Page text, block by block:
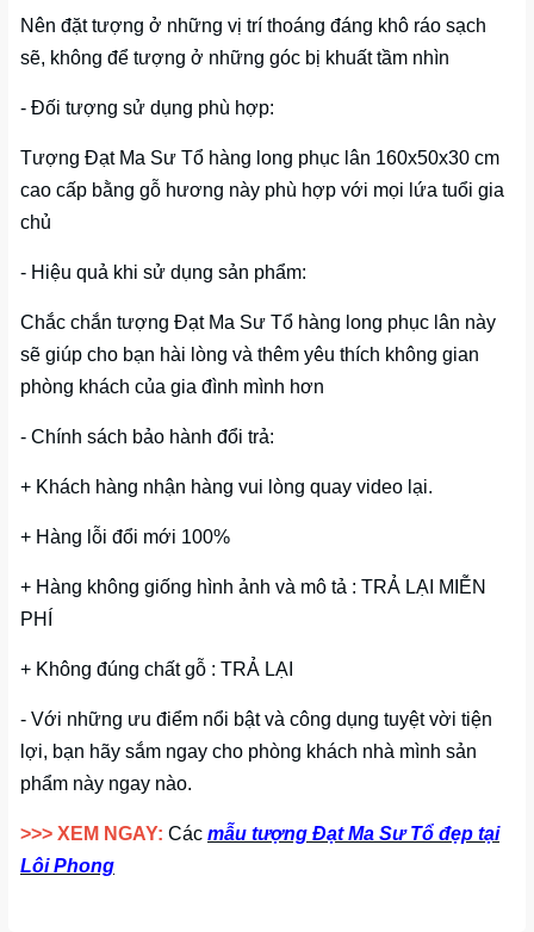
Nên đặt tượng ở những vị trí thoáng đáng khô ráo sạch
sẽ, không để tượng ở những góc bị khuất tầm nhìn
- Đối tượng sử dụng phù hợp:
Tượng Đạt Ma Sư Tổ hàng long phục lân 160x50x30 cm
cao cấp bằng gỗ hương này phù hợp với mọi lứa tuổi gia
chủ
- Hiệu quả khi sử dụng sản phẩm:
Chắc chắn tượng Đạt Ma Sư Tổ hàng long phục lân này
sẽ giúp cho bạn hài lòng và thêm yêu thích không gian
phòng khách của gia đình mình hơn
- Chính sách bảo hành đổi trả:
+ Khách hàng nhận hàng vui lòng quay video lại.
+ Hàng lỗi đổi mới 100%
+ Hàng không giống hình ảnh và mô tả : TRẢ LẠI MIỄN
PHÍ
+ Không đúng chất gỗ : TRẢ LẠI
- Với những ưu điểm nổi bật và công dụng tuyệt vời tiện
lợi, bạn hãy sắm ngay cho phòng khách nhà mình sản
phẩm này ngay nào.
>>> XEM NGAY: Các mẫu tượng Đạt Ma Sư Tổ đẹp tại
Lôi Phong